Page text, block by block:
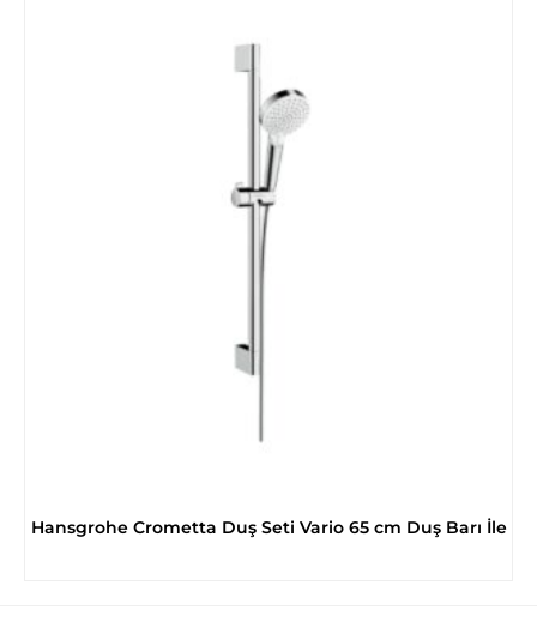
Hansgrohe Crometta Duş Seti Vario 65 cm Duş Barı İle